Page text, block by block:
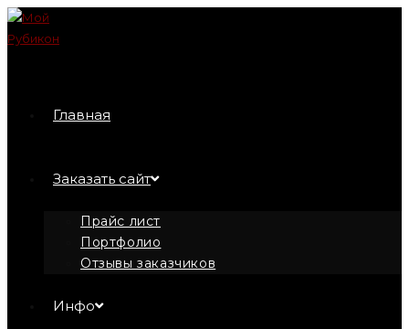
Перейти
к
Главная
Заказать сайт
Прайс лист
Портфолио
Отзывы заказчиков
Инфо